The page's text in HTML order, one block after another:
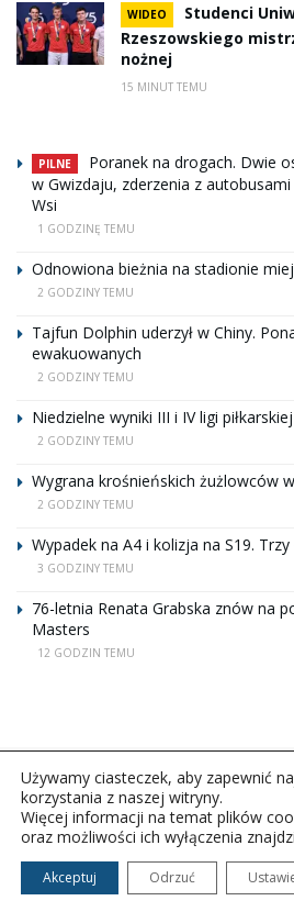
WIDEO
Studenci
Rzeszowskiego
nożnej
15 MINUT TEMU
PILNE
Poranek na drogach. Dwie
w Gwizdaju, zderzenia z
Wsi
1 GODZINĘ TEMU
Odnowiona bieżnia na stadionie
2 GODZINY TEMU
Tajfun Dolphin uderzył w Chiny.
ewakuowanych
2 GODZINY TEMU
Niedzielne wyniki III i IV ligi piłkarskiej
2 GODZINY TEMU
Wygrana krośnieńskich żużlowców
2 GODZINY TEMU
Wypadek na A4 i kolizja na S19.
3 GODZINY TEMU
76-letnia Renata Grabska znów na
Masters
12 GODZIN TEMU
Copyright © 2026Polskie Radio
Wszelkie prawa zastrzeżone.
Używamy ciasteczek, aby zapewnić
korzystania z naszej witryny.
Więcej informacji na temat plików
oraz możliwości ich wyłączenia
Akceptuj Odrzuć